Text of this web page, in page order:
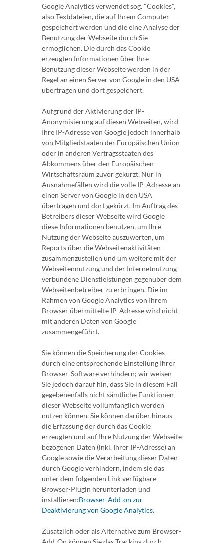
Google Analytics verwendet sog. "Cookies",
also Textdateien, die auf Ihrem Computer
gespeichert werden und die eine Analyse der
Benutzung der Webseite durch Sie
ermöglichen. Die durch das Cookie
erzeugten Informationen über Ihre
Benutzung dieser Webseite werden in der
Regel an einen Server von Google in den USA
übertragen und dort gespeichert.
Aufgrund der Aktivierung der IP-
Anonymisierung auf diesen Webseiten, wird
Ihre IP-Adresse von Google jedoch innerhalb
von Mitgliedstaaten der Europäischen Union
oder in anderen Vertragsstaaten des
Abkommens über den Europäischen
Wirtschaftsraum zuvor gekürzt. Nur in
Ausnahmefällen wird die volle IP-Adresse an
einen Server von Google in den USA
übertragen und dort gekürzt. Im Auftrag des
Betreibers dieser Webseite wird Google
diese Informationen benutzen, um Ihre
Nutzung der Webseite auszuwerten, um
Reports über die Webseitenaktivitäten
zusammenzustellen und um weitere mit der
Webseitennutzung und der Internetnutzung
verbundene Dienstleistungen gegenüber dem
Webseitenbetreiber zu erbringen. Die im
Rahmen von Google Analytics von Ihrem
Browser übermittelte IP-Adresse wird nicht
mit anderen Daten von Google
zusammengeführt.
Sie können die Speicherung der Cookies
durch eine entsprechende Einstellung Ihrer
Browser-Software verhindern; wir weisen
Sie jedoch darauf hin, dass Sie in diesem Fall
gegebenenfalls nicht sämtliche Funktionen
dieser Webseite vollumfänglich werden
nutzen können. Sie können darüber hinaus
die Erfassung der durch das Cookie
erzeugten und auf Ihre Nutzung der Webseite
bezogenen Daten (inkl. Ihrer IP-Adresse) an
Google sowie die Verarbeitung dieser Daten
durch Google verhindern, indem sie das
unter dem folgenden Link verfügbare
Browser-Plugin herunterladen und
installieren:Browser-Add-on zur
Deaktivierung von Google Analytics.
Zusätzlich oder als Alternative zum Browser-